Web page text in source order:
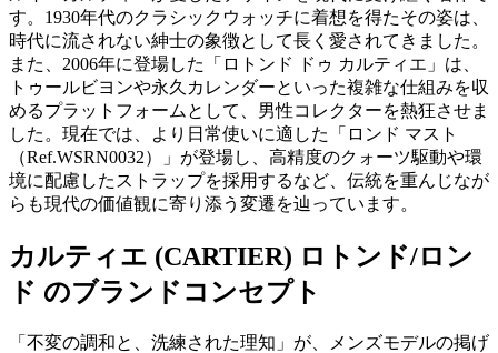
す。1930年代のクラシックウォッチに着想を得たその姿は、
時代に流されない紳士の象徴として長く愛されてきました。
また、2006年に登場した「ロトンド ドゥ カルティエ」は、
トゥールビヨンや永久カレンダーといった複雑な仕組みを収
めるプラットフォームとして、男性コレクターを熱狂させま
した。現在では、より日常使いに適した「ロンド マスト
（Ref.WSRN0032）」が登場し、高精度のクォーツ駆動や環
境に配慮したストラップを採用するなど、伝統を重んじなが
らも現代の価値観に寄り添う変遷を辿っています。
カルティエ (CARTIER) ロトンド/ロン
ド のブランドコンセプト
「不変の調和と、洗練された理知」が、メンズモデルの掲げ